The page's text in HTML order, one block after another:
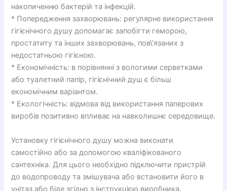
накопиченню бактерій та інфекцій.
* Попередження захворювань: регулярне використання
гігієнічного душу допомагає запобігти геморою,
простатиту та інших захворювань, пов\’язаних з
недостатньою гігієною.
* Економічність: в порівнянні з вологими серветками
або туалетний папір, гігієнічний душ є більш
економічним варіантом.
* Екологічність: відмова від використання паперових
виробів позитивно впливає на навколишнє середовище.
Установку гігієнічного душу можна виконати
самостійно або за допомогою кваліфікованого
сантехніка. Для цього необхідно підключити пристрій
до водопроводу та змішувача або встановити його в
унітаз або біде згідно з інструкцією виробника.